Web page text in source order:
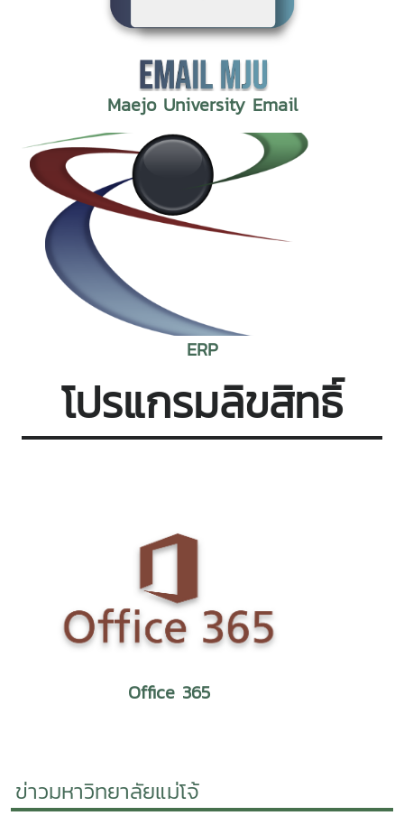
Maejo University Email
ERP
โปรแกรมลิขสิทธิ์
Office 365
ข่าวมหาวิทยาลัยแม่โจ้